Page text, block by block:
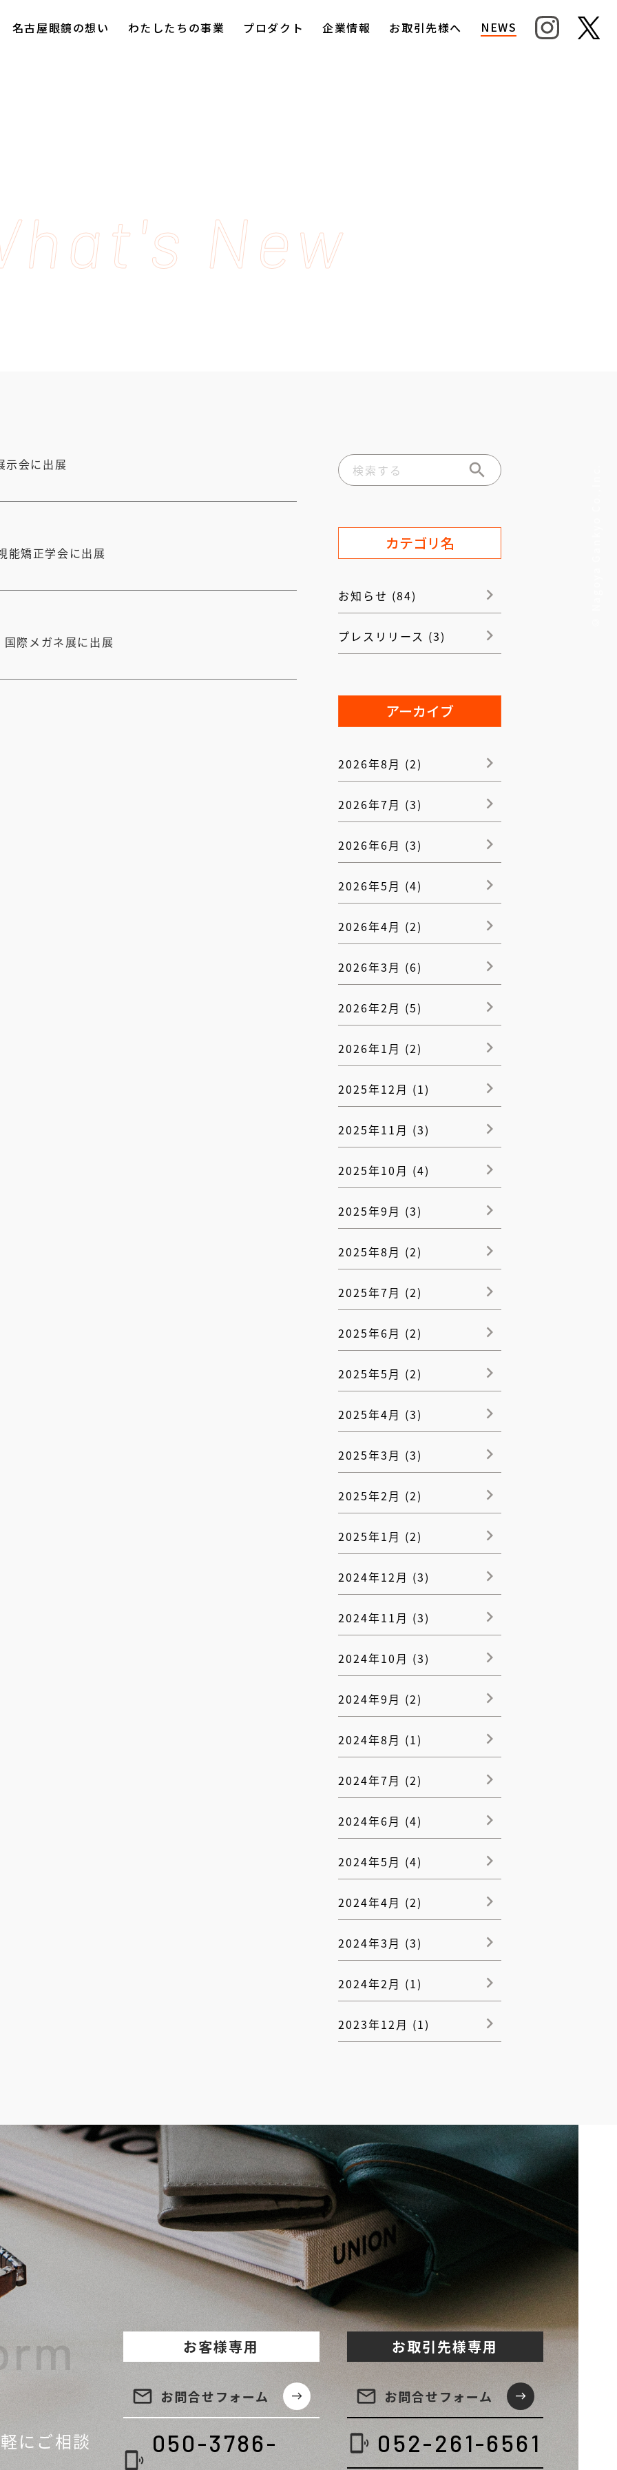
名古屋眼鏡の想い わたしたちの事業 プロダクト 企業情報 お取引先様へ NEWS
New
示会に出展
能矯正学会に出展
際メガネ展に出展
カテゴリ名
お知らせ (84)
プレスリリース (3)
アーカイブ
2026年8月 (2)
2026年7月 (3)
2026年6月 (3)
2026年5月 (4)
2026年4月 (2)
2026年3月 (6)
2026年2月 (5)
2026年1月 (2)
2025年12月 (1)
2025年11月 (3)
2025年10月 (4)
2025年9月 (3)
2025年8月 (2)
2025年7月 (2)
2025年6月 (2)
2025年5月 (2)
2025年4月 (3)
2025年3月 (3)
2025年2月 (2)
2025年1月 (2)
2024年12月 (3)
2024年11月 (3)
2024年10月 (3)
2024年9月 (2)
2024年8月 (1)
2024年7月 (2)
2024年6月 (4)
2024年5月 (4)
2024年4月 (2)
2024年3月 (3)
2024年2月 (1)
2023年12月 (1)
に ご相談
お客様専用
email お問合せフォーム east
phonelink_ring
050-3786-
お取引先様専用
email お問合せフォーム east
phonelink_ring 052-261-6561